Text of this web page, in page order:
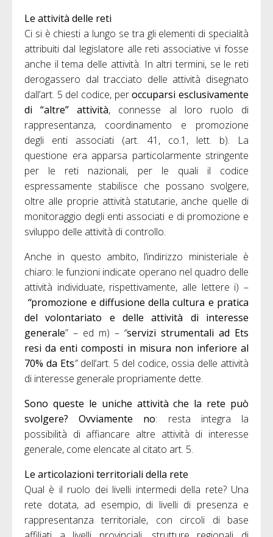
Le attività delle reti
Ci si è chiesti a lungo se tra gli elementi di specialità
attribuiti dal legislatore alle reti associative vi fosse
anche il tema delle attività. In altri termini, se le reti
derogassero dal tracciato delle attività disegnato
dall’art. 5 del codice, peroccuparsi esclusivamente
di “altre” attività, connesse al loro ruolo di
rappresentanza, coordinamento e promozione
degli enti associati (art. 41, co.1, lett. b). La
questione era apparsa particolarmente stringente
per le reti nazionali, per le quali il codice
espressamente stabilisce che possano svolgere,
oltre alle proprie attività statutarie, anche quelle di
monitoraggio degli enti associati e di promozione e
sviluppo delle attività di controllo.
Anche in questo ambito, l’indirizzo ministeriale è
chiaro: le funzioni indicate operano nel quadro delle
attività individuate, rispettivamente, alle lettere i) –
“promozione e diffusione della cultura e pratica
del volontariato e delle attività di interesse
generale” – ed m) – “servizi strumentali ad Ets
resi da enti composti in misura non inferiore al
70% da Ets” dell’art. 5 del codice, ossia delle attività
di interesse generale propriamente dette.
Sono queste le uniche attività che la rete può
svolgere? Ovviamente no: resta integra la
possibilità di affiancare altre attività di interesse
generale, come elencate al citato art. 5.
Le articolazioni territoriali della rete
Qual è il ruolo dei livelli intermedi della rete? Una
rete dotata, ad esempio, di livelli di presenza e
rappresentanza territoriale, con circoli di base